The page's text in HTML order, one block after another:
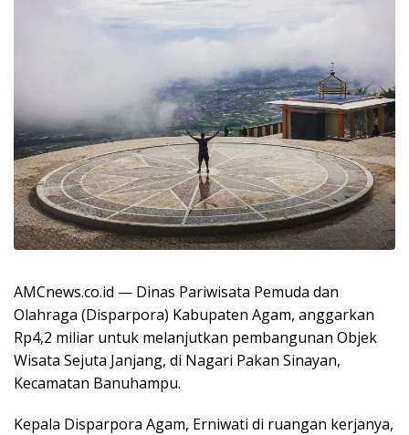
AMCnews.co.id — Dinas Pariwisata Pemuda dan
Olahraga (Disparpora) Kabupaten Agam, anggarkan
Rp4,2 miliar untuk melanjutkan pembangunan Objek
Wisata Sejuta Janjang, di Nagari Pakan Sinayan,
Kecamatan Banuhampu.
Kepala Disparpora Agam, Erniwati di ruangan kerjanya,